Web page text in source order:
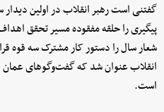
گفتنی است رهبر انقلاب در اولین دیدار
پیگیری را حلقه مفقوده مسیر تحقق
شعار سال را دستور کار مشترک سه قوه
انقلاب عنوان شد که گفت‌وگوهای
است.